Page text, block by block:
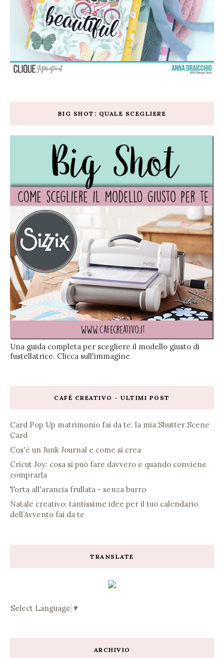
BIG SHOT: QUALE SCEGLIERE
Una guida completa per scegliere il modello giusto di
fustellatrice. Clicca sull'immagine
CAFÉ CREATIVO - ULTIMI POST
Card Pop Up matrimonio fai da te: la mia Shutter Scene
Card
Cos'è un Junk Journal e come si crea
Cricut Joy: cosa si può fare davvero e quando conviene
comprarla
Torta all'arancia frullata - senza burro
Natale creativo: tantissime idee per il tuo calendario
dell’Avvento fai da te
TRANSLATE
Select Language ▼
ARCHIVIO